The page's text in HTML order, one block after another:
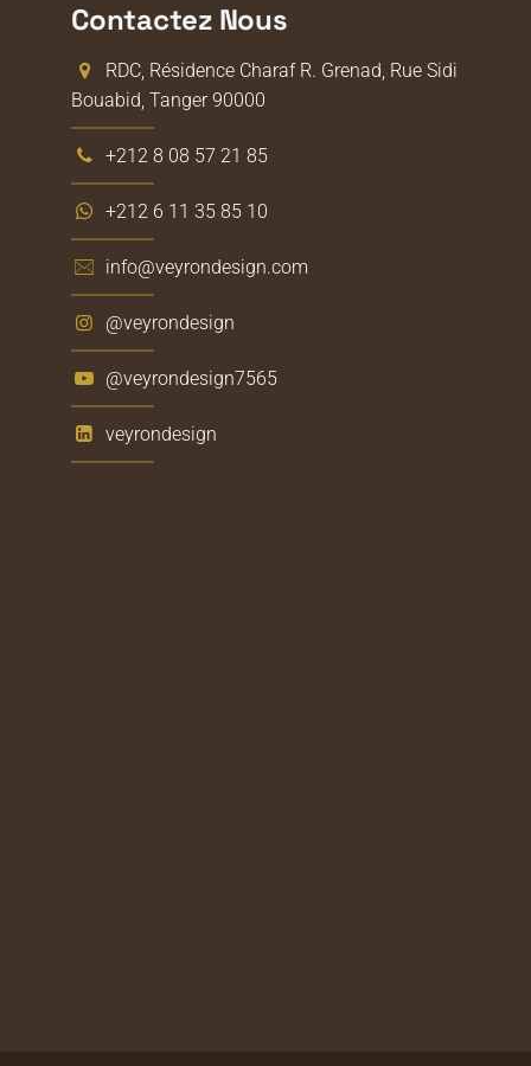
Contactez Nous
RDC, Résidence Charaf R. Grenad, Rue Sidi
Bouabid, Tanger 90000
+212 8 08 57 21 85
+212 6 11 35 85 10
info@veyrondesign.com
@veyrondesign
@veyrondesign7565
veyrondesign